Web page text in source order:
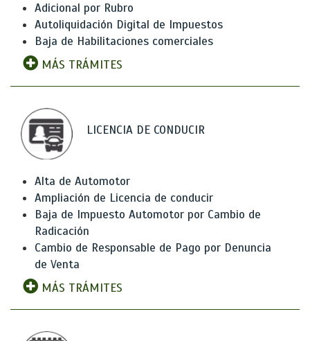
Adicional por Rubro
Autoliquidación Digital de Impuestos
Baja de Habilitaciones comerciales
MÁS TRÁMITES
LICENCIA DE CONDUCIR
Alta de Automotor
Ampliación de Licencia de conducir
Baja de Impuesto Automotor por Cambio de
Radicación
Cambio de Responsable de Pago por Denuncia
de Venta
MÁS TRÁMITES